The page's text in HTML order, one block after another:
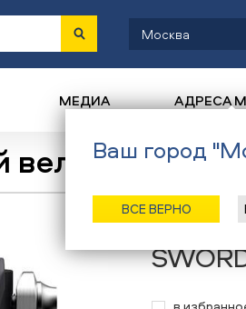
Москва
МЕДИА АДРЕСА
велосипеда
Ваш город
ВСЕ ВЕРНО